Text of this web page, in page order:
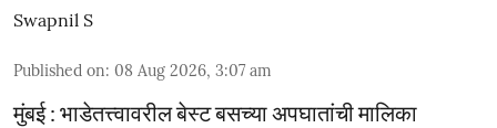
Swapnil S
Published on: 08 Aug 2026, 3:07 am
मुंबई : भाडेतत्त्वावरील बेस्ट बसच्या अपघातांची मालिका